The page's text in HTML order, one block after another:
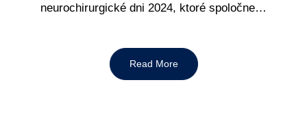
neurochirurgické dni 2024, ktoré spoločne…
Read More